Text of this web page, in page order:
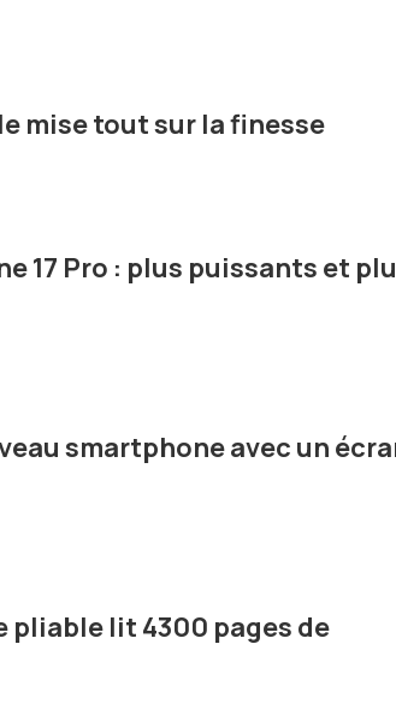
mise tout sur la finesse
17 Pro : plus puissants et
smartphone avec un
pliable lit 4300 pages de